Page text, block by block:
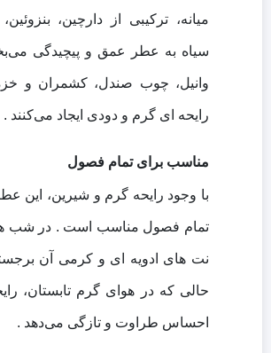
میانه، ترکیبی از دارچین،
سیاه به عطر عمق و پیچیدگی
وانیل، چوب صندل، کشمران و
رایحه‌ ای گرم و دودی ایجاد می‌کنند .
مناسب برای تمام فصول
با وجود رایحه گرم و شیرین، این
تمام فصول مناسب است . در شب‌
نت‌ های ادویه‌ ای و کرمی آن
حالی که در هوای گرم تابستان،
احساس طراوت و تازگی می‌دهد .